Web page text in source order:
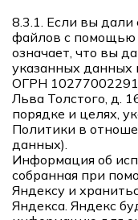
8.3.1. Если вы дали
файлов с помощью
означает, что вы
указанных данных
ОГРН
Льва Толстого, д.
порядке и целях,
Политики в
данных).
Информация об
собранная при
Яндексу и
Яндекса. Яндекс